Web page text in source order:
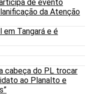
de evento
da Atenção
em Tangará e é
cabeça do PL trocar
ao Planalto e